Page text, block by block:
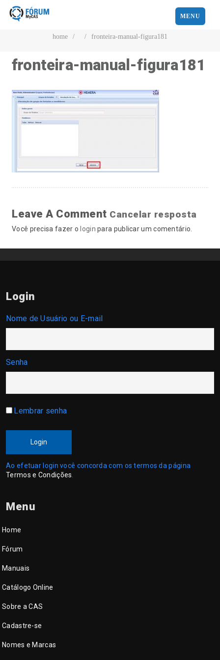
MENU
home / / fronteira-manual-figura181
fronteira-manual-figura181
Leave A Comment Cancelar resposta
Você precisa fazer o login para publicar um comentário.
Login
Nome de Usuário ou E-mail
Senha
Lembrar senha
Login
Ao efetuar login você concorda com os termos da página
Termos e Condições
Menu
Home
Fórum
Manuais
Catálogo Online
Sobre a CAS
Cadastre-se
Nomes e Marcas